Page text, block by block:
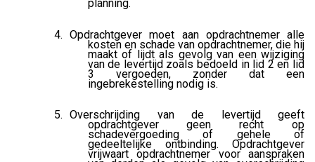
planning.
Opdrachtgever moet aan opdrachtnemer alle
kosten en schade van opdrachtnemer, die hij
maakt of lijdt als gevolg van een wijziging
van de levertijd zoals bedoeld in lid 2 en lid
3 vergoeden, zonder dat een
ingebrekestelling nodig is.
Overschrijding van de levertijd geeft
opdrachtgever geen recht op
schadevergoeding of gehele of
gedeeltelijke ontbinding. Opdrachtgever
vrijwaart opdrachtnemer voor aanspraken